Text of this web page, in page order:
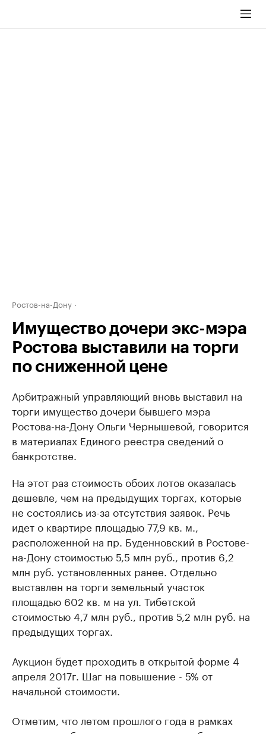
Ростов-на-Дону
Имущество дочери экс-мэра
Ростова выставили на торги
по сниженной цене
Арбитражный управляющий вновь выставил на
торги имущество дочери бывшего мэра
Ростова-на-Дону Ольги Чернышевой, говорится
в материалах Единого реестра сведений о
банкротстве.
На этот раз стоимость обоих лотов оказалась
дешевле, чем на предыдущих торгах, которые
не состоялись из-за отсутствия заявок. Речь
идет о квартире площадью 77,9 кв. м.,
расположенной на пр. Буденновский в Ростове-
на-Дону стоимостью 5,5 млн руб., против 6,2
млн руб. установленных ранее. Отдельно
выставлен на торги земельный участок
площадью 602 кв. м на ул. Тибетской
стоимостью 4,7 млн руб., против 5,2 млн руб. на
предыдущих торгах.
Аукцион будет проходить в открытой форме 4
апреля 2017г. Шаг на повышение - 5% от
начальной стоимости.
Отметим, что летом прошлого года в рамках